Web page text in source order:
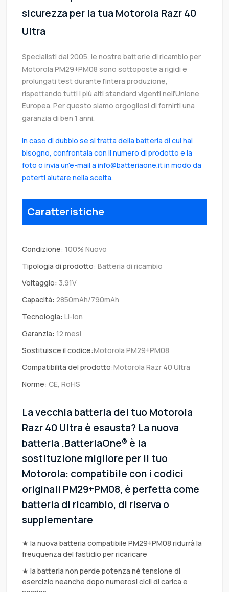
sicurezza per la tua Motorola Razr 40
Ultra
Specialisti dal 2005, le nostre batterie di ricambio per
Motorola PM29+PM08 sono sottoposte a rigidi e
prolungati test durante l’intera produzione,
rispettando tutti i più alti standard vigenti nell’Unione
Europea. Per questo siamo orgogliosi di fornirti una
garanzia di ben 1 anni.
In caso di dubbio se si tratta della batteria di cui hai
bisogno, confrontala con il numero di prodotto e la
foto o invia un'e-mail a info@batteriaone.it in modo da
poterti aiutare nella scelta.
Caratteristiche
Condizione: 100% Nuovo
Tipologia di prodotto: Batteria di ricambio
Voltaggio: 3.91V
Capacità: 2850mAh/790mAh
Tecnologia: Li-ion
Garanzia: 12 mesi
Sostituisce il codice:Motorola PM29+PM08
Compatibilità del prodotto:Motorola Razr 40 Ultra
Norme: CE, RoHS
La vecchia batteria del tuo Motorola
Razr 40 Ultra è esausta? La nuova
batteria .BatteriaOne® è la
sostituzione migliore per il tuo
Motorola: compatibile con i codici
originali PM29+PM08, è perfetta come
batteria di ricambio, di riserva o
supplementare
★ la nuova batteria compatibile PM29+PM08 ridurrà la
freuquenza del fastidio per ricaricare
★ la batteria non perde potenza né tensione di
esercizio neanche dopo numerosi cicli di carica e